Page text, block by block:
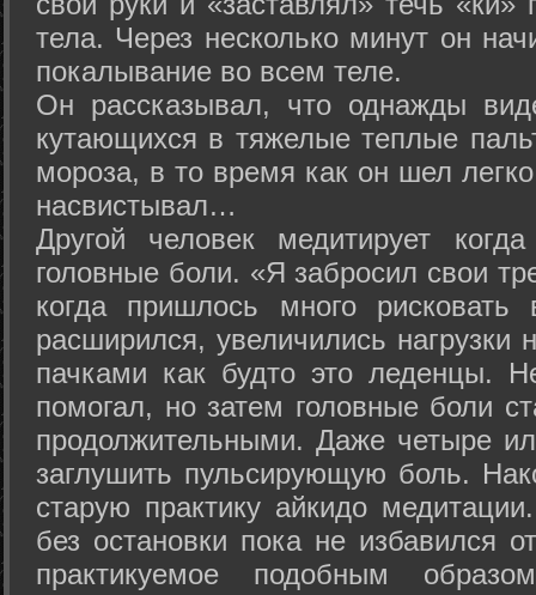
тела. Через несколько минут он
покалывание во всем теле.
Он рассказывал, что однажды
кутающихся в тяжелые теплые
мороза, в то время как он шел
насвистывал…
Другой человек медитирует
головные боли. «Я забросил свои
когда пришлось много
расширился, увеличились нагрузки
пачками как будто это леденцы.
помогал, но затем головные боли
продолжительными. Даже четыре
заглушить пульсирующую боль.
старую практику айкидо
без остановки пока не избавился
практикуемое подобным